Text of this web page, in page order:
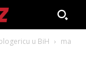
u BiH
ma